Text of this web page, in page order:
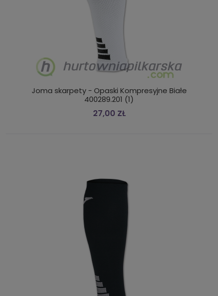
Joma skarpety - Opaski Kompresyjne Białe
400289.201 (1)
27,00 ZŁ